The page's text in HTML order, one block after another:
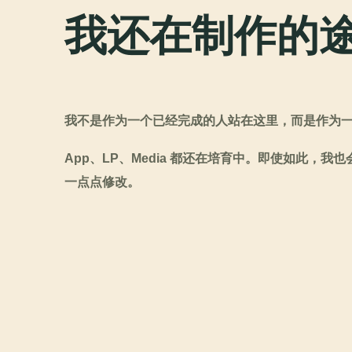
我还在制作的
我不是作为一个已经完成的人站在这里，而是作为
App、LP、Media 都还在培育中。即使如此，我也
一点点修改。